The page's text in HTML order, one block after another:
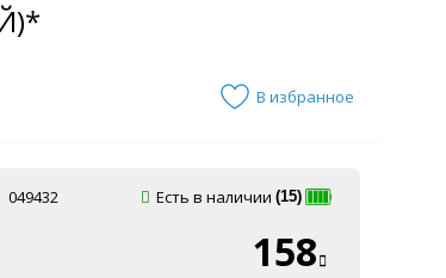
В избранное
049432 Есть в наличии (15)
158